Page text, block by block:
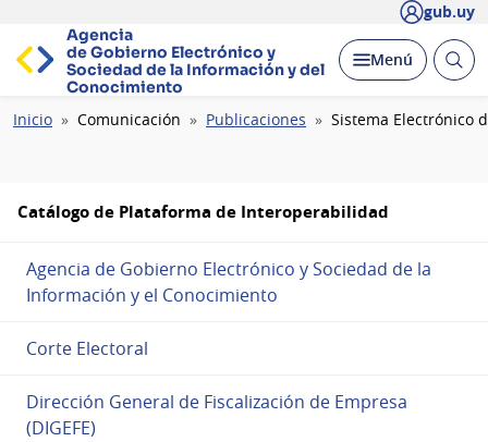
gub.uy
Agencia
de Gobierno Electrónico y
Sociedad de la Información y del
Conocimiento
Desplegar
Menú Abrir
Ruta
Inicio Comunicación Publicaciones Sistema Electrónico
Catálogo de Plataforma de Interoperabilidad
Agencia de Gobierno Electrónico y Sociedad de la
Información y el Conocimiento
Corte Electoral
Dirección General de Fiscalización de Empresa
(DIGEFE)